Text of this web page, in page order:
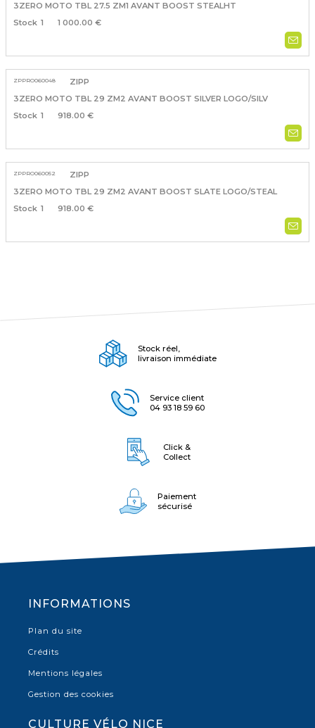
3ZERO MOTO TBL 27.5 ZM1 AVANT BOOST STEALHT
1
1 000.00 €
ZPPRO060048
ZIPP
3ZERO MOTO TBL 29 ZM2 AVANT BOOST SILVER LOGO/SILV
1
918.00 €
ZPPRO060052
ZIPP
3ZERO MOTO TBL 29 ZM2 AVANT BOOST SLATE LOGO/STEAL
1
918.00 €
Stock réel,
livraison immédiate
Service client
04 93 18 59 60
Click &
Collect
Paiement
sécurisé
INFORMATIONS
Plan du site
Crédits
Mentions légales
Gestion des cookies
CULTURE VÉLO NICE